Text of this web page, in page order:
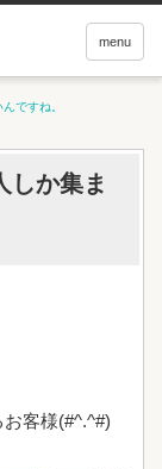
menu
ですね。
しか集ま
客様(#^.^#)